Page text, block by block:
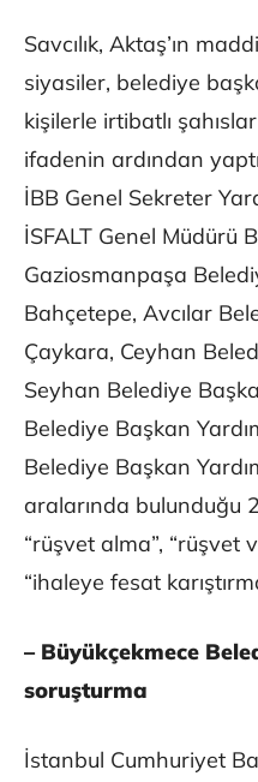
Savcılık, Aktaş’ın
siyasiler, belediye
kişilerle irtibatlı
ifadenin ardından
İBB Genel Sekreter
İSFALT Genel Müdürü
Gaziosmanpaşa
Bahçetepe, Avcılar
Çaykara, Ceyhan
Seyhan Belediye
Belediye Başkan
Belediye Başkan
aralarında bulunduğu
“rüşvet alma”, “rüşvet
“ihaleye fesat
– Büyükçekmece
soruşturma
İstanbul Cumhuriyet